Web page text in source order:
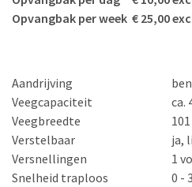
Opvangbak per week € 25,00
Aandrijving
Veegcapaciteit
ca.
Veegbreedte
Verstelbaar
ja,
Versnellingen
Snelheid traploos
1
0 -